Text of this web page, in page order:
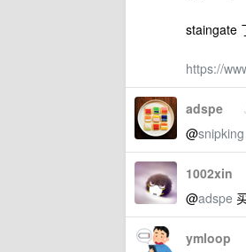
staingate
https://
adspe
@snipking
1002xin
@adspe
ymloop